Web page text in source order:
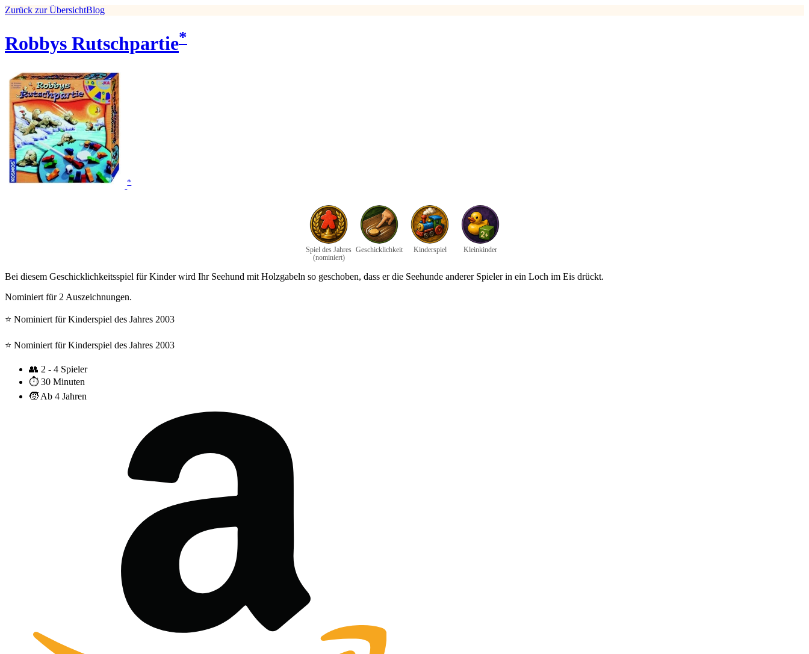
Zurück zur ÜbersichtBlog
Robbys Rutschpartie*
*
Spiel des Jahres
(nominiert)
Geschicklichkeit Kinderspiel Kleinkinder
Bei diesem Geschicklichkeitsspiel für Kinder wird Ihr Seehund mit Holzgabeln so geschoben, dass er die Seehunde anderer Spieler in ein Loch im Eis drückt.
Nominiert für 2 Auszeichnungen.
⭐️ Nominiert für Kinderspiel des Jahres 2003
⭐️ Nominiert für Kinderspiel des Jahres 2003
👥 2 - 4 Spieler
⏱️ 30 Minuten
🧒 Ab 4 Jahren